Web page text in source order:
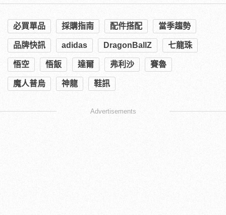
必買單品 採購指南 配件搭配 當季趨勢
品牌快訊 adidas DragonBallZ 七龍珠
悟空 悟飯 達爾 弗利沙 賽魯
魔人普烏 神龍 鞋訊
Advertisements